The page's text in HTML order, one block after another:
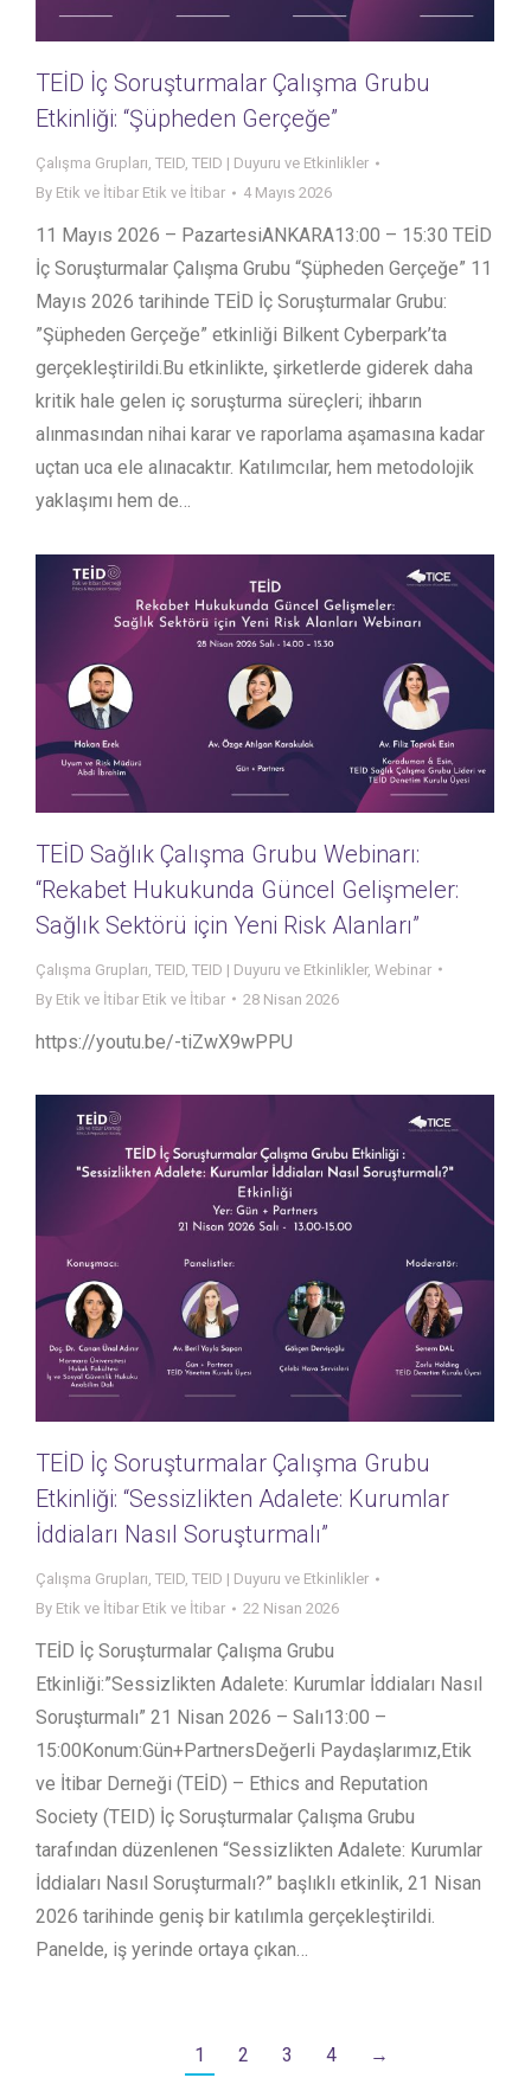
TEİD İç Soruşturmalar Çalışma Grubu
Etkinliği: “Şüpheden Gerçeğe”
Çalışma Grupları, TEID, TEID | Duyuru ve Etkinlikler
By Etik ve İtibar Etik ve İtibar 4 Mayıs 2026
11 Mayıs 2026 – PazartesiANKARA13:00 – 15:30 TEİD
İç Soruşturmalar Çalışma Grubu “Şüpheden Gerçeğe” 11
Mayıs 2026 tarihinde TEİD İç Soruşturmalar Grubu:
”Şüpheden Gerçeğe” etkinliği Bilkent Cyberpark’ta
gerçekleştirildi.Bu etkinlikte, şirketlerde giderek daha
kritik hale gelen iç soruşturma süreçleri; ihbarın
alınmasından nihai karar ve raporlama aşamasına kadar
uçtan uca ele alınacaktır. Katılımcılar, hem metodolojik
yaklaşımı hem de…
TEİD Sağlık Çalışma Grubu Webinarı:
“Rekabet Hukukunda Güncel Gelişmeler:
Sağlık Sektörü için Yeni Risk Alanları”
Çalışma Grupları TEID TEID | Duyuru ve Etkinlikler, Webinar
By Etik ve İtibar Etik ve İtibar 28 Nisan 2026
https://youtu.be/-tiZwX9wPPU
TEİD İç Soruşturmalar Çalışma Grubu
Etkinliği: “Sessizlikten Adalete: Kurumlar
İddiaları Nasıl Soruşturmalı”
Çalışma Grupları, TEID, TEID | Duyuru ve Etkinlikler
By Etik ve İtibar Etik ve İtibar 22 Nisan 2026
TEİD İç Soruşturmalar Çalışma Grubu
Etkinliği:”Sessizlikten Adalete: Kurumlar İddiaları Nasıl
Soruşturmalı” 21 Nisan 2026 – Salı13:00 –
15:00Konum:Gün+PartnersDeğerli Paydaşlarımız,Etik
ve İtibar Derneği (TEİD) – Ethics and Reputation
Society (TEID) İç Soruşturmalar Çalışma Grubu
tarafından düzenlenen “Sessizlikten Adalete: Kurumlar
İddiaları Nasıl Soruşturmalı?” başlıklı etkinlik, 21 Nisan
2026 tarihinde geniş bir katılımla gerçekleştirildi.
Panelde, iş yerinde ortaya çıkan…
1 2 3 4 →